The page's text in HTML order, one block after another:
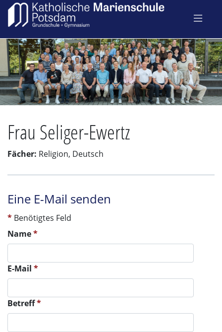
Frau Seliger-Ewertz
Fächer: Religion, Deutsch
Eine E-Mail senden
* Benötigtes Feld
Name*
E-Mail *
Betreff*